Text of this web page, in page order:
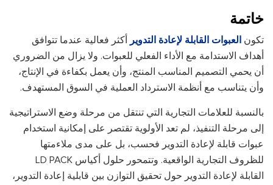
خاتمة
تكون العبوات القابلة لإعادة التدوير
أكثر فعالية عندما تتوافق
أهداف الاستدامة مع الأداء الفعلي للعبوات. ولا يزال من الضروري
أن يحمي التصميم المناسب المنتج، وأن يعمل بكفاءة في الإنتاج،
وأن يتناسب مع أنظمة الاسترداد العملية في السوق المستهدف.
بالنسبة للعلامات التجارية التي تنتقل من مرحلة وضع الاستراتيجية
إلى مرحلة التنفيذ، لم تعد الأولوية تقتصر على إمكانية استخدام
عبوات قابلة لإعادة التدوير فحسب، بل على مدى ملاءمتها
للظروف التجارية الواقعية. وتتمحور حلول أكياس LD PACK
القابلة لإعادة التدوير حول تحقيق التوازن بين قابلية إعادة التدوير،